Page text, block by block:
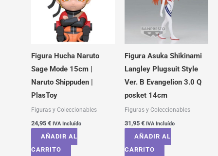
Figura Hucha Naruto
Sage Mode 15cm |
Naruto Shippuden |
PlasToy
Figuras y Coleccionables
24,95 € IVA Incluído
AÑADIR AL
CARRITO
Figura Asuka Shikinami
Langley Plugsuit Style
Ver. B Evangelion 3.0 Q
posket 14cm
Figuras y Coleccionables
31,95 € IVA Incluído
AÑADIR AL
CARRITO